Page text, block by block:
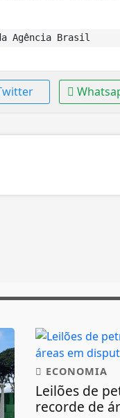
Agência Brasil
ECONOMIA
Leilões de
recorde de